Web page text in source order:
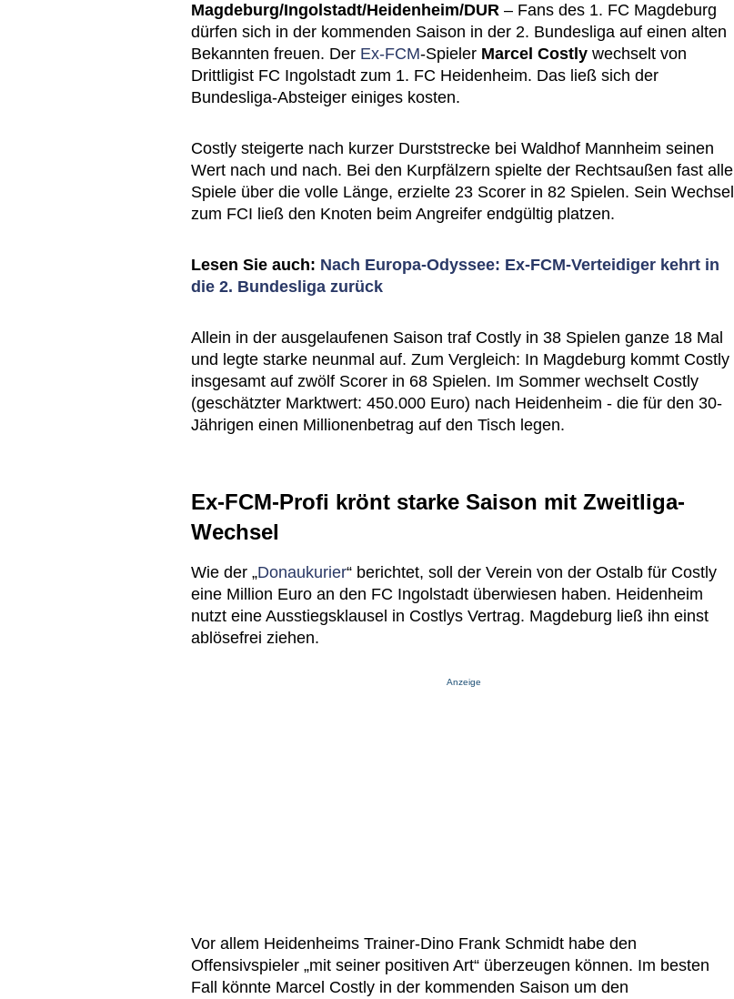
Magdeburg/Ingolstadt/Heidenheim/DUR – Fans des 1. FC Magdeburg
dürfen sich in der kommenden Saison in der 2. Bundesliga auf einen alten
Bekannten freuen. Der Ex-FCM-Spieler Marcel Costly wechselt von
Drittligist FC Ingolstadt zum 1. FC Heidenheim. Das ließ sich der
Bundesliga-Absteiger einiges kosten.
Costly steigerte nach kurzer Durststrecke bei Waldhof Mannheim seinen
Wert nach und nach. Bei den Kurpfälzern spielte der Rechtsaußen fast alle
Spiele über die volle Länge, erzielte 23 Scorer in 82 Spielen. Sein Wechsel
zum FCI ließ den Knoten beim Angreifer endgültig platzen.
Lesen Sie auch: Nach Europa-Odyssee: Ex-FCM-Verteidiger kehrt in
die 2. Bundesliga zurück
Allein in der ausgelaufenen Saison traf Costly in 38 Spielen ganze 18 Mal
und legte starke neunmal auf. Zum Vergleich: In Magdeburg kommt Costly
insgesamt auf zwölf Scorer in 68 Spielen. Im Sommer wechselt Costly
(geschätzter Marktwert: 450.000 Euro) nach Heidenheim - die für den 30-
Jährigen einen Millionenbetrag auf den Tisch legen.
Ex-FCM-Profi krönt starke Saison mit Zweitliga-
Wechsel
Wie der „Donaukurier“ berichtet, soll der Verein von der Ostalb für Costly
eine Million Euro an den FC Ingolstadt überwiesen haben. Heidenheim
nutzt eine Ausstiegsklausel in Costlys Vertrag. Magdeburg ließ ihn einst
ablösefrei ziehen.
Anzeige
Vor allem Heidenheims Trainer-Dino Frank Schmidt habe den
Offensivspieler „mit seiner positiven Art“ überzeugen können. Im besten
Fall könnte Marcel Costly in der kommenden Saison um den